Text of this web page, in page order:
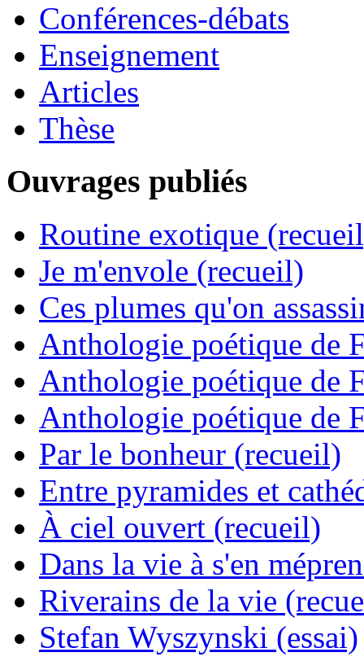
Conférences-débats
Enseignement
Articles
Thèse
Ouvrages publiés
Routine exotique
Je m'envole (recueil)
Ces plumes qu'on
Anthologie poétique de
Anthologie poétique de
Anthologie poétique de
Par le bonheur (recueil)
Entre pyramides et
À ciel ouvert (recueil)
Dans la vie à s'en
Riverains de la vie
Stefan Wyszynski (essai)